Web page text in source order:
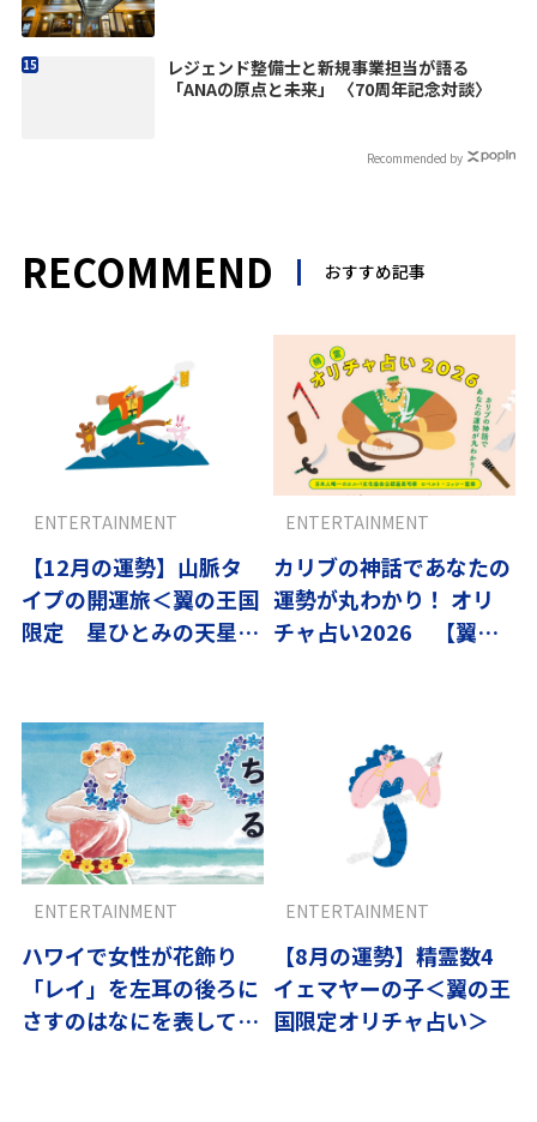
レジェンド整備士と新規事業担当が語る
「ANAの原点と未来」 〈70周年記念対談〉
Recommended by
RECOMMEND おすすめ記事
【12月の運勢】山脈タ
イプの開運旅＜翼の王国
限定 星ひとみの天星術
ENTERTAINMENT
カリブの神話であなたの
運勢が丸わかり！ オリ
チャ占い2026 【翼の
ENTERTAINMENT
ハワイで女性が花飾り
「レイ」を左耳の後ろに
さすのはなにを表してい
ENTERTAINMENT
【8月の運勢】精霊数4
イェマヤーの子＜翼の王
国限定オリチャ占い＞
ENTERTAINMENT